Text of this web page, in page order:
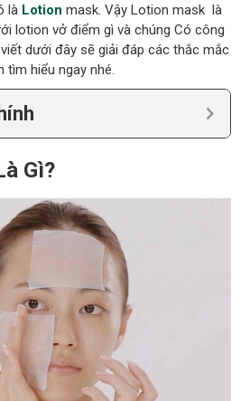
là Lotion mask. Vậy Lotion mask là
lotion vở điểm gì và chúng Có công
dưới đây sẽ giải đáp các thắc mắc
tìm hiểu ngay nhé.
Gì?